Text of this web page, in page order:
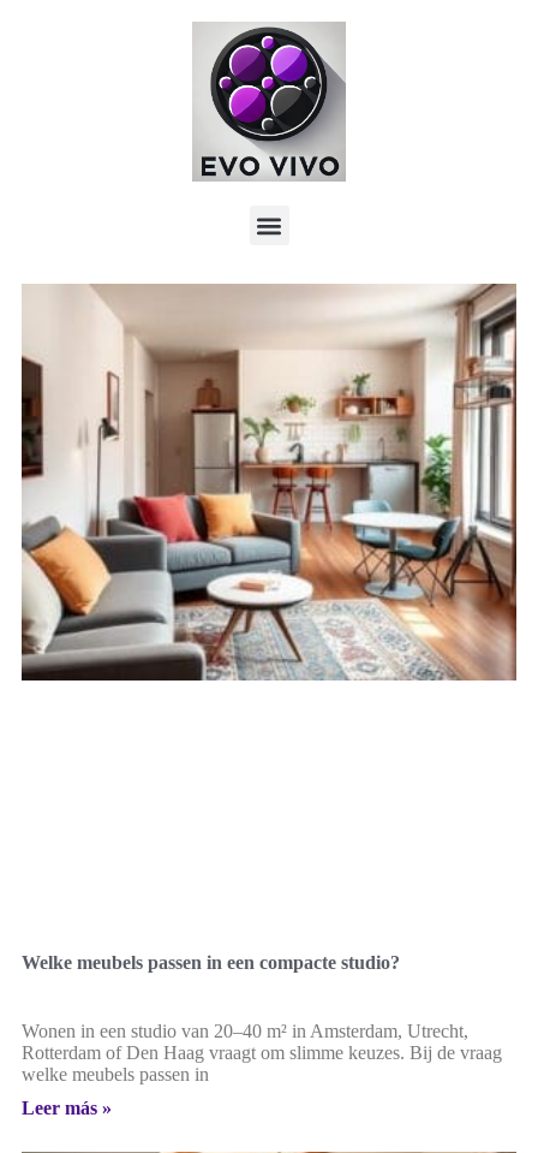
Welke meubels passen in een compacte studio?
Wonen in een studio van 20–40 m² in Amsterdam, Utrecht,
Rotterdam of Den Haag vraagt om slimme keuzes. Bij de vraag
welke meubels passen in
Leer más »